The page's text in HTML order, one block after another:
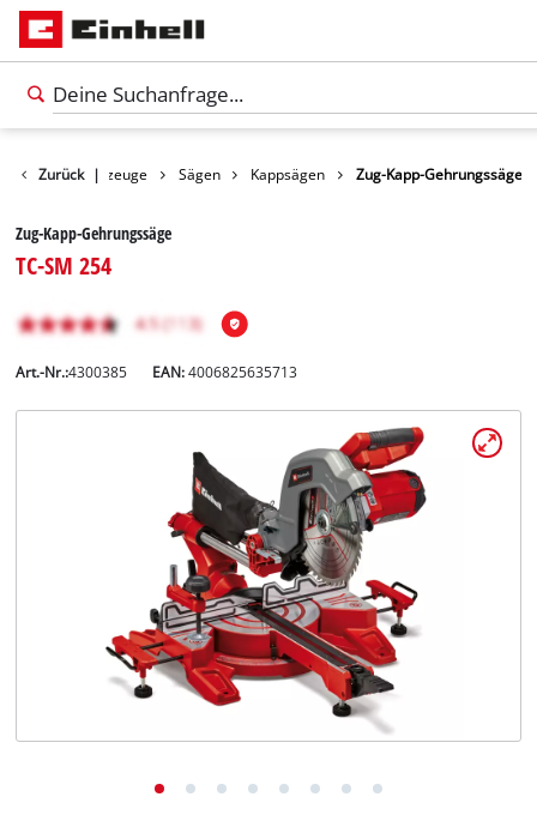
čeština
Zurück |
Werkzeuge Sägen Kappsägen Zug-Kapp-Gehrungssäge
Zug-Kapp-Gehrungssäge
TC-SM 254
Art.-Nr.:4300385 EAN:4006825635713